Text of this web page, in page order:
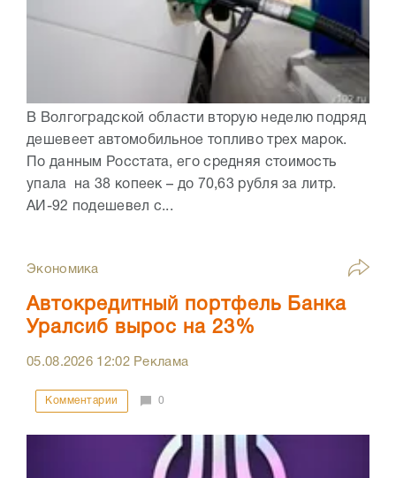
В Волгоградской области вторую неделю подряд
дешевеет автомобильное топливо трех марок.
По данным Росстата, его средняя стоимость
упала на 38 копеек – до 70,63 рубля за литр.
АИ-92 подешевел с...
Экономика
Автокредитный портфель Банка
Уралсиб вырос на 23%
05.08.2026 12:02Реклама
Комментарии 0